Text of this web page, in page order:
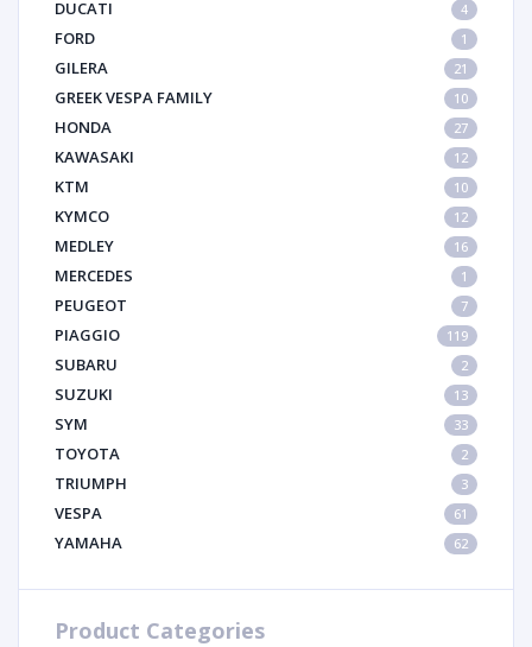
DUCATI 4
FORD 1
GILERA 21
GREEK VESPA FAMILY 10
HONDA 27
KAWASAKI 12
KTM 10
KYMCO 12
MEDLEY 16
MERCEDES 1
PEUGEOT 7
PIAGGIO 119
SUBARU 2
SUZUKI 13
SYM 33
TOYOTA 2
TRIUMPH 3
VESPA 61
YAMAHA 62
Product Categories